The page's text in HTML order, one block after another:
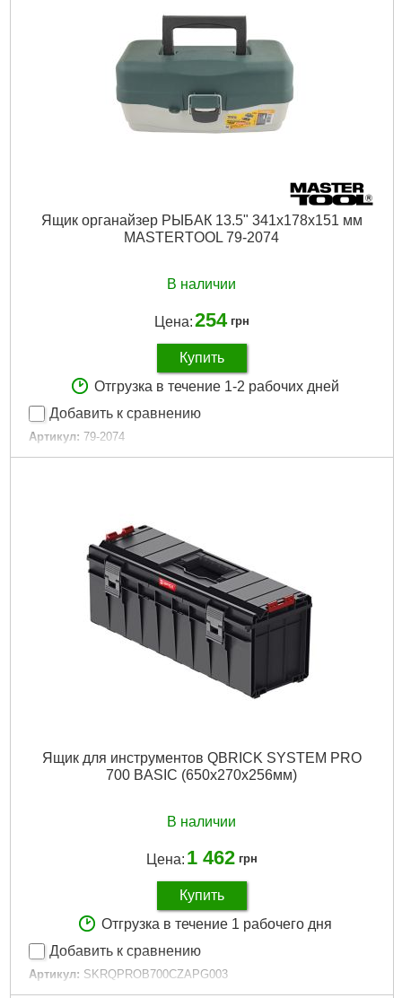
Ящик органайзер РЫБАК 13.5" 341х178х151 мм
MASTERTOOL 79-2074
В наличии
Цена:254 грн
Купить
Отгрузка в течение 1-2 рабочих дней
Добавить к сравнению
Артикул: 79-2074
Код товара: 27.41.83
Габариты упаковки: 340x155x155 мм
Вес брутто: 640 г
Подробнее...
Ящик для инструментов QBRICK SYSTEM PRO
700 BASIC (650х270х256мм)
В наличии
Цена: 1 462 грн
Купить
Отгрузка в течение 1 рабочего дня
Добавить к сравнению
Артикул: SKRQPROB700CZAPG003
Код товара: 26.53.92